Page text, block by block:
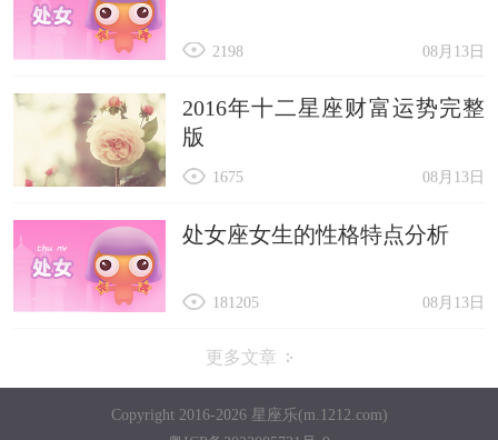
08月13日
2198
2016年十二星座财富运势完整
版
08月13日
1675
处女座女生的性格特点分析
08月13日
181205
更多文章
Copyright 2016-2026 星座乐(m.1212.com)